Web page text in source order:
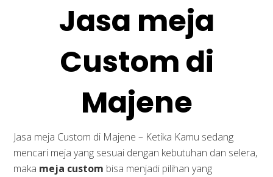
Jasa meja
Custom di
Majene
Jasa meja Custom di Majene – Ketika Kamu sedang
mencari meja yang sesuai dengan kebutuhan dan selera,
maka meja custom bisa menjadi pilihan yang